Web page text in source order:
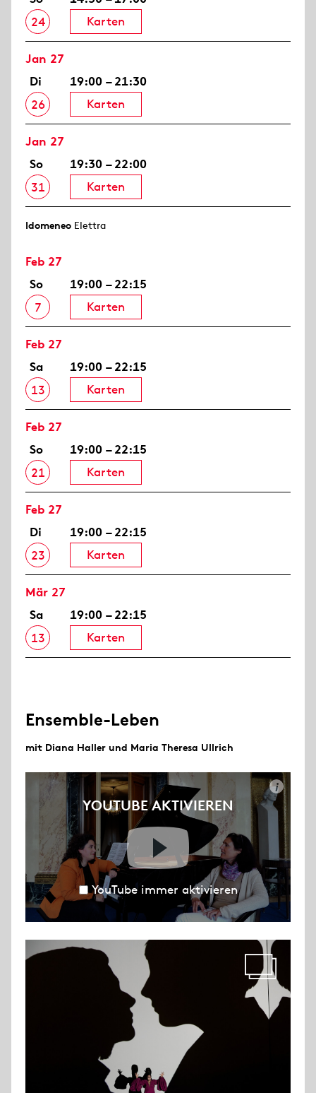
24
Karten
Jan 27
Di
26
19:00 – 21:30
Karten
Jan 27
So
31
19:30 – 22:00
Karten
Idomeneo Elettra
Feb 27
So
7
19:00 – 22:15
Karten
Feb 27
Sa
13
19:00 – 22:15
Karten
Feb 27
So
21
19:00 – 22:15
Karten
Feb 27
Di
23
19:00 – 22:15
Karten
Mär 27
Sa
13
19:00 – 22:15
Karten
Ensemble-Leben
mit Diana Haller und Maria Theresa Ullrich
YOUTUBE AKTIVIEREN
i
YouTube immer aktivieren